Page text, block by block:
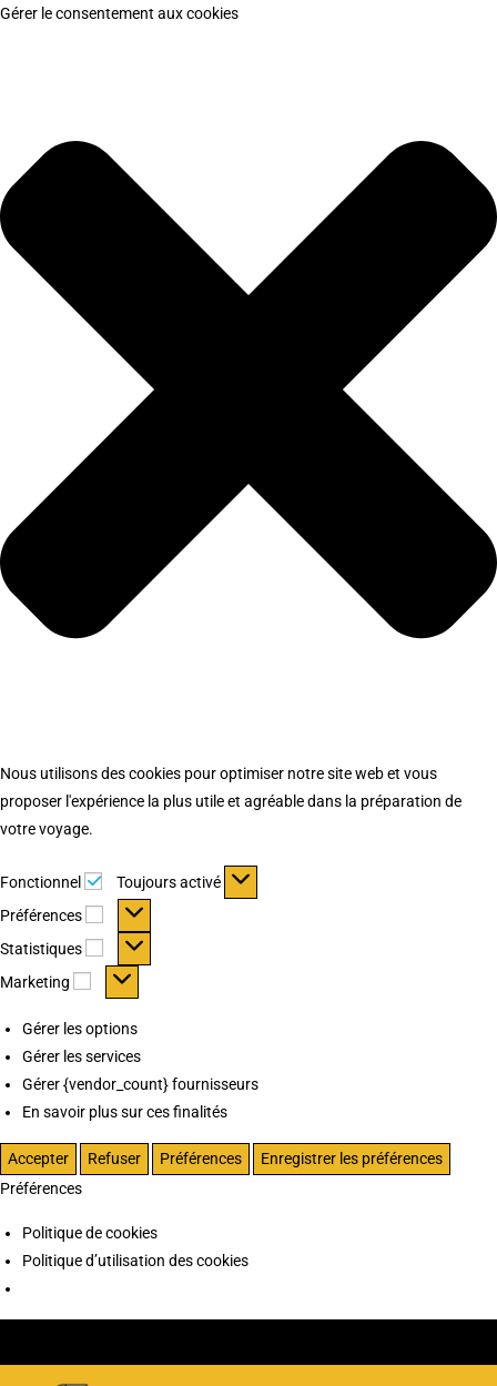
Gérer le consentement aux cookies
Nous utilisons des cookies pour optimiser notre site web et vous
proposer l'expérience la plus utile et agréable dans la préparation de
votre voyage.
Fonctionnel Fonctionnel
Toujours activé
Préférences
Préférences
Statistiques Statistiques
Marketing Marketing
Gérer les options
Gérer les services
Gérer {vendor_count} fournisseurs
En savoir plus sur ces finalités
Accepter Refuser Préférences
Enregistrer les préférences
Préférences
Politique de cookies
Politique d’utilisation des cookies